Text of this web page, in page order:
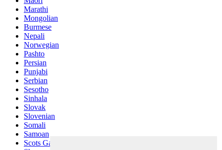
Marathi
Mongolian
Burmese
Nepali
Norwegian
Pashto
Persian
Punjabi
Serbian
Sesotho
Sinhala
Slovak
Slovenian
Somali
Samoan
Scots Gaelic